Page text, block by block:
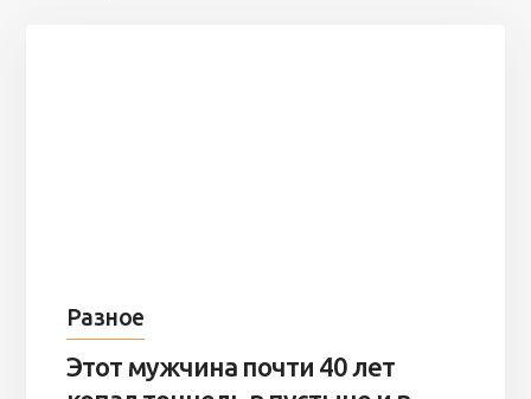
Разное
Этот мужчина почти 40 лет